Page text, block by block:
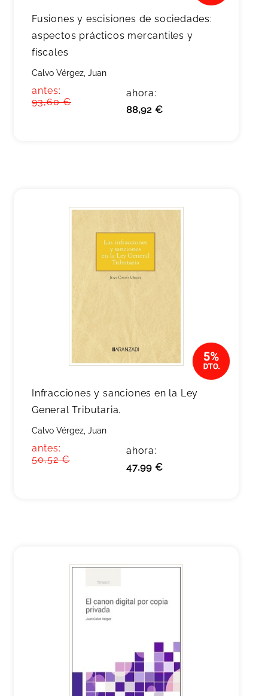
Fusiones y escisiones de sociedades:
aspectos prácticos mercantiles y
fiscales
Calvo Vérgez, Juan
antes:
93,60 €
ahora:
88,92 €
Infracciones y sanciones en la Ley
General Tributaria.
Calvo Vérgez, Juan
antes:
50,52 €
ahora:
47,99 €